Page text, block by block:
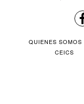
QUIENES SOMOS
CEICS